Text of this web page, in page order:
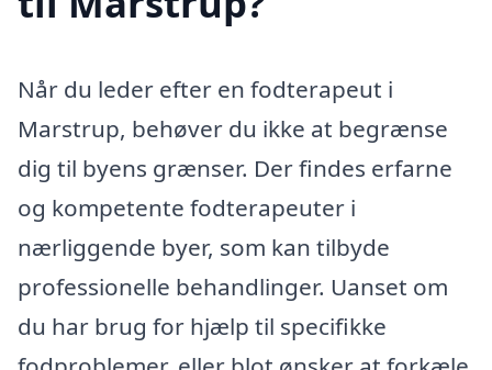
Når du leder efter en fodterapeut i
Marstrup, behøver du ikke at begrænse
dig til byens grænser. Der findes erfarne
og kompetente fodterapeuter i
nærliggende byer, som kan tilbyde
professionelle behandlinger. Uanset om
du har brug for hjælp til specifikke